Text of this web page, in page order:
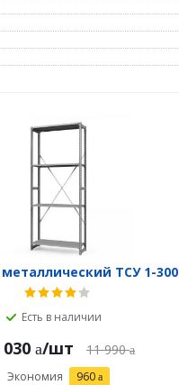
ТСУ 1-300
Есть в наличии
030 /шт 11 990
Экономия 960